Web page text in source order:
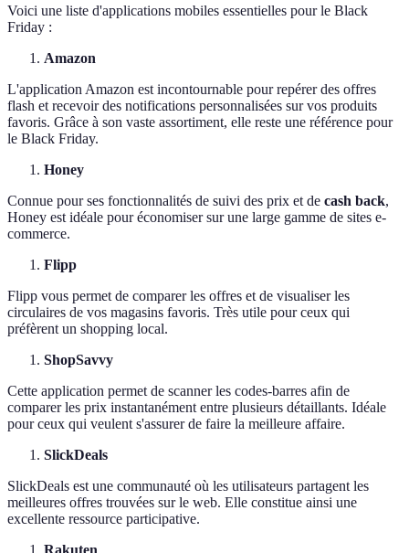
Voici une liste d'applications mobiles essentielles pour le Black
Friday :
Amazon
L'application Amazon est incontournable pour repérer des offres
flash et recevoir des notifications personnalisées sur vos produits
favoris. Grâce à son vaste assortiment, elle reste une référence pour
le Black Friday.
Honey
Connue pour ses fonctionnalités de suivi des prix et de cash back,
Honey est idéale pour économiser sur une large gamme de sites e-
commerce.
Flipp
Flipp vous permet de comparer les offres et de visualiser les
circulaires de vos magasins favoris. Très utile pour ceux qui
préfèrent un shopping local.
ShopSavvy
Cette application permet de scanner les codes-barres afin de
comparer les prix instantanément entre plusieurs détaillants. Idéale
pour ceux qui veulent s'assurer de faire la meilleure affaire.
SlickDeals
SlickDeals est une communauté où les utilisateurs partagent les
meilleures offres trouvées sur le web. Elle constitue ainsi une
excellente ressource participative.
Rakuten